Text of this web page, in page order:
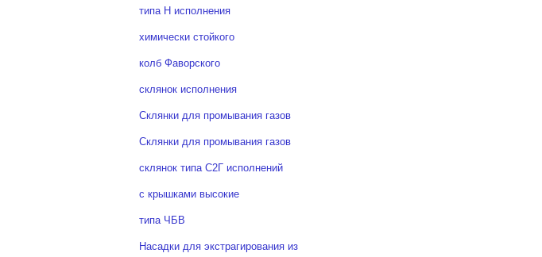
типа Н исполнения
химически стойкого
колб Фаворского
склянок исполнения
Склянки для промывания газов
Склянки для промывания газов
склянок типа С2Г исполнений
с крышками высокие
типа ЧБВ
Насадки для экстрагирования из